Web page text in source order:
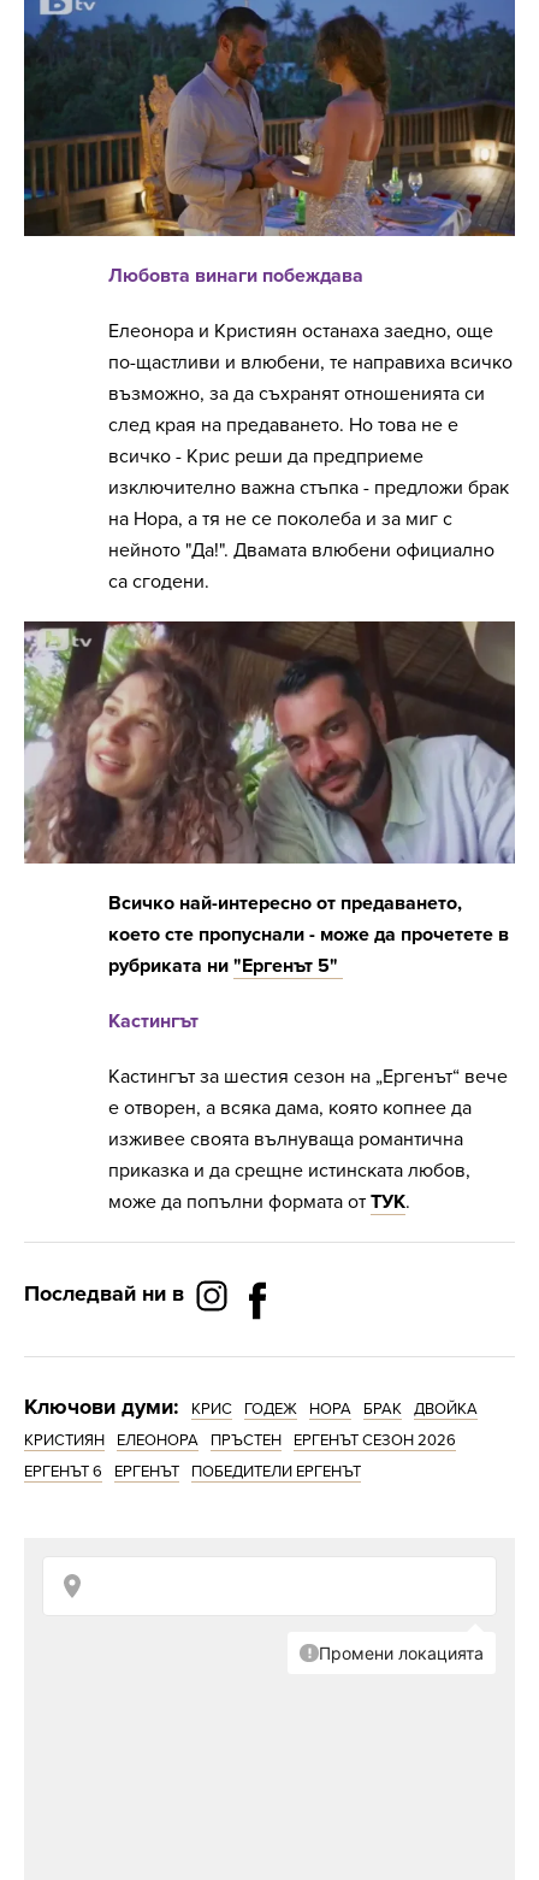
Любовта винаги побеждава
Елеонора и Кристиян останаха заедно, още
по-щастливи и влюбени, те направиха всичко
възможно, за да съхранят отношенията си
след края на предаването. Но това не е
всичко - Крис реши да предприеме
изключително важна стъпка - предложи брак
на Нора, а тя не се поколеба и за миг с
нейното "Да!". Двамата влюбени официално
са сгодени.
Всичко най-интересно от предаването,
което сте пропуснали - може да прочетете в
рубриката ни "Ергенът 5"
Кастингът
Кастингът за шестия сезон на „Ергенът“ вече
е отворен, а всяка дама, която копнее да
изживее своята вълнуваща романтична
приказка и да срещне истинската любов,
може да попълни формата от ТУК.
Последвай ни в
Ключови думи: КРИС ГОДЕЖ НОРА БРАК
ДВОЙКА
КРИСТИЯН
ЕЛЕОНОРА ПРЪСТЕН
ЕРГЕНЪТ СЕЗОН 2026
ЕРГЕНЪТ 6
ЕРГЕНЪТ ПОБЕДИТЕЛИ ЕРГЕНЪТ